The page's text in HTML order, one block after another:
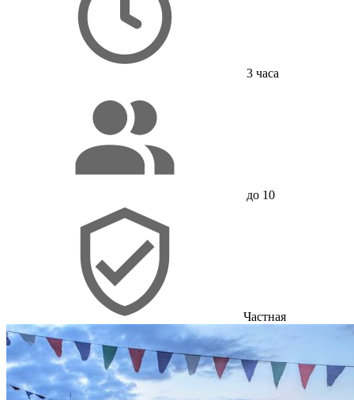
3 часа
до 10
Частная